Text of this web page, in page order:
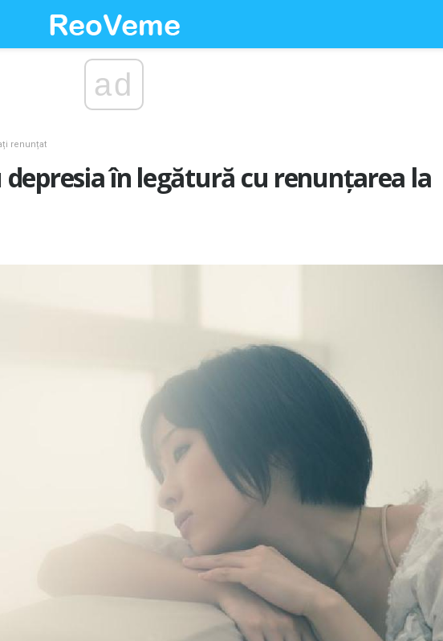
ad
renunțat
depresia în legătură cu renunțarea la